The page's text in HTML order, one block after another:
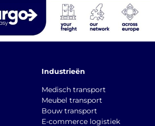
Industrieën
Medisch transport
Meubel transport
Bouw transport
E-commerce logistiek